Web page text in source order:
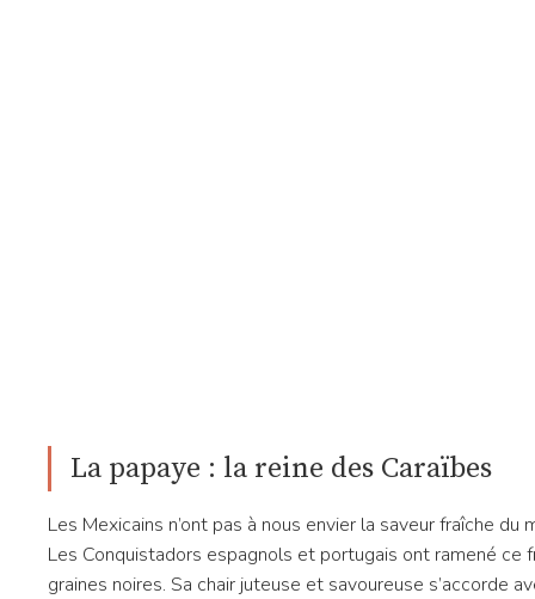
La papaye : la reine des Caraïbes
Les Mexicains n’ont pas à nous envier la saveur fraîche
Les Conquistadors espagnols et portugais ont ramené
graines noires. Sa chair juteuse et savoureuse s’accorde